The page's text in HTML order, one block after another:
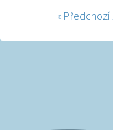
« Předchozí